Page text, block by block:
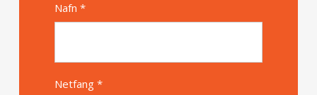
Nafn *
Netfang *